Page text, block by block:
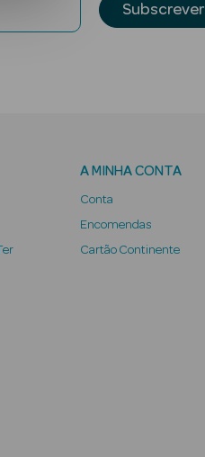
Subscrever
A MINHA CONTA
Conta
Encomendas
Cartão Continente